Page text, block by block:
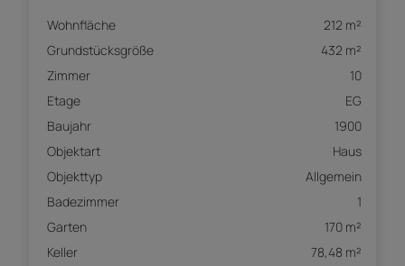
Wohnfläche
212 m²
Grundstücksgröße
432 m²
Zimmer
10
Etage
EG
Baujahr
1900
Objektart
Haus
Objekttyp
Allgemein
Badezimmer
1
Garten
170 m²
Keller
78,48 m²